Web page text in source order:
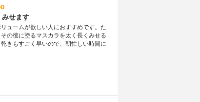
みせます
ュームが欲しい人におすすめです。た
の後に塗るマスカラを太く長くみせる
きもすごく早いので、朝忙しい時間に